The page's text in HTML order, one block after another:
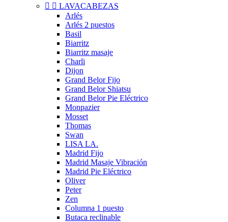
  LAVACABEZAS
Arlés
Arlés 2 puestos
Basil
Biarritz
Biarritz masaje
Charli
Dijon
Grand Belor Fijo
Grand Belor Shiatsu
Grand Belor Pie Eléctrico
Monpazier
Mosset
Thomas
Swan
LISA LA.
Madrid Fijo
Madrid Masaje Vibración
Madrid Pie Eléctrico
Oliver
Peter
Zen
Columna 1 puesto
Butaca reclinable